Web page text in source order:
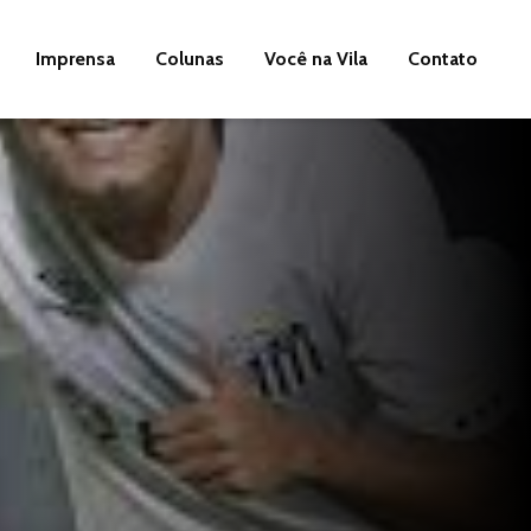
Imprensa Colunas Você na Vila Contato